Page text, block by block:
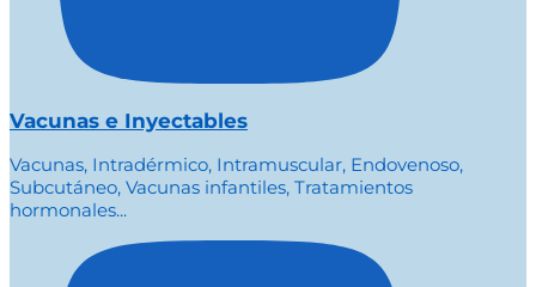
Vacunas e Inyectables
Vacunas, Intradérmico, Intramuscular, Endovenoso,
Subcutáneo, Vacunas infantiles, Tratamientos
hormonales...